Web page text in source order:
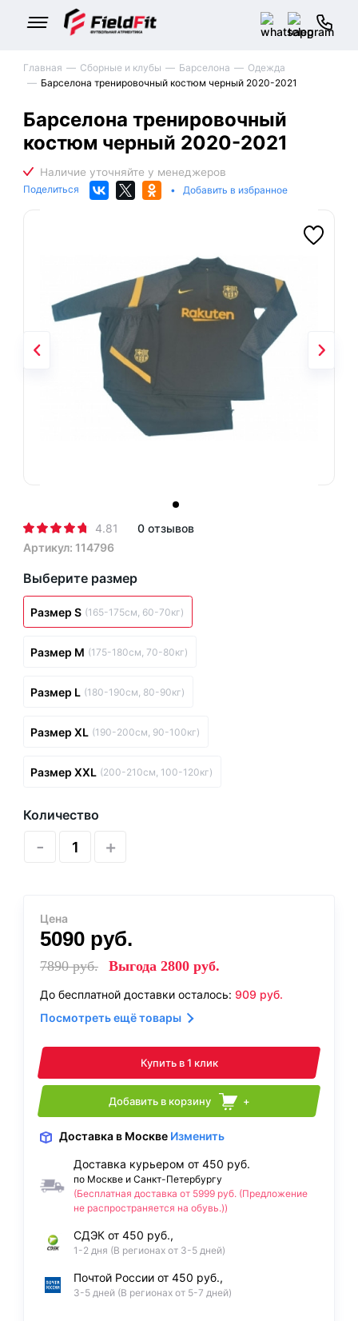
Главная Сборные и клубы Барселона
Одежда
Барселона тренировочный костюм черный 2020-2021
Барселона тренировочный
костюм черный 2020-2021
Поделиться • Добавить в избранное
4.81
0 отзывов
Артикул: 114796
Выберите размер
Размер S (165-175см, 60-70кг)
Размер M (175-180см, 70-80кг)
Размер L (180-190см, 80-90кг)
Размер XL (190-200см, 90-100кг)
Размер XXL (200-210см, 100-120кг)
Количество
- +
Цена
5090 руб.
7890руб. Выгода 2800 руб.
До бесплатной доставки осталось: 909 руб.
Посмотреть ещё товары
Купить в 1 клик
Добавить в корзину +
Доставка в Москве Изменить
Доставка курьером от 450 руб.
по Москве и Санкт-Петербургу
(Бесплатная доставка от 5999 руб. (Предложение
не распространяется на обувь.))
СДЭК от 450 руб.,
1-2 дня (В регионах от 3-5 дней)
Почтой России от 450 руб.,
3-5 дней (В регионах от 5-7 дней)